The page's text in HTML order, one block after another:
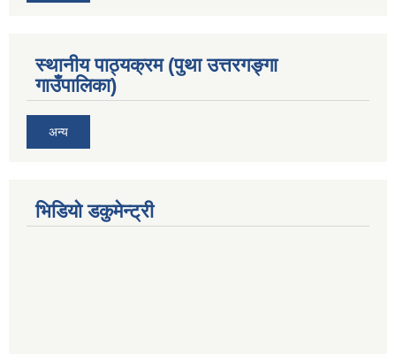
स्थानीय पाठ्यक्रम (पुथा उत्तरगङ्गा
गाउँपालिका)
अन्य
भिडियो डकुमेन्ट्री